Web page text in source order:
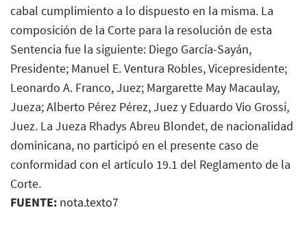
cabal cumplimiento a lo dispuesto en la misma. La
composición de la Corte para la resolución de esta
Sentencia fue la siguiente: Diego García-Sayán,
Presidente; Manuel E. Ventura Robles, Vicepresidente;
Leonardo A. Franco, Juez; Margarette May Macaulay,
Jueza; Alberto Pérez Pérez, Juez y Eduardo Vio Grossi,
Juez. La Jueza Rhadys Abreu Blondet, de nacionalidad
dominicana, no participó en el presente caso de
conformidad con el artículo 19.1 del Reglamento de la
Corte.
FUENTE: nota.texto7